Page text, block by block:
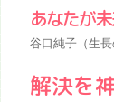
あなたが
谷口純子（生長
解決を